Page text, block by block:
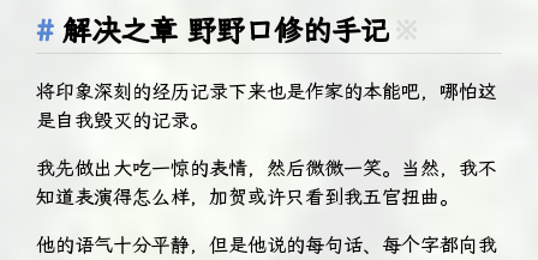
解决之章 野野口修的手记 ※
将印象深刻的经历记录下来也是作家的本能吧，哪怕这
是自我毁灭的记录。
我先做出大吃一惊的表情，然后微微一笑。当然，我不
知道表演得怎么样，加贺或许只看到我五官扭曲。
他的语气十分平静，但是他说的每句话、每个字都向我